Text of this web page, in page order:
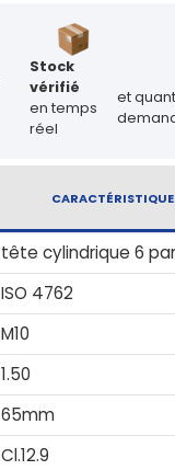
Stock
vérifié
en temps
réel
et
tête cylindrique 6
ISO 4762
M10
1.50
65mm
Cl.12.9